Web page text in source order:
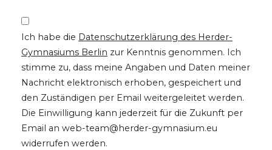
Ich habe die Datenschutzerklärung des Herder-
Gymnasiums Berlin zur Kenntnis genommen. Ich
stimme zu, dass meine Angaben und Daten meiner
Nachricht elektronisch erhoben, gespeichert und
den Zuständigen per Email weitergeleitet werden.
Die Einwilligung kann jederzeit für die Zukunft per
Email an web-team@herder-gymnasium.eu
widerrufen werden.